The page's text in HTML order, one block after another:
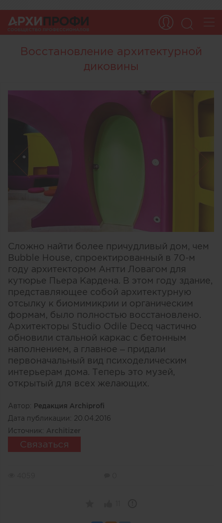
Восстановление архитектурной
диковины
Сложно найти более причудливый дом, чем
Bubble House, спроектированный в 70-м
году архитектором Антти Ловагом для
кутюрье Пьера Кардена. В этом году здание,
представляющее собой архитектурную
отсылку к биомимикрии и органическим
формам, было полностью восстановлено.
Архитекторы Studio Odile Decq частично
обновили стальной каркас с бетонным
наполнением, а главное – придали
первоначальный вид психоделическим
интерьерам дома. Теперь это музей,
открытый для всех желающих.
Автор: Редакция Archiprofi
Дата публикации: 20.04.2016
Источник: Architizer
Связаться